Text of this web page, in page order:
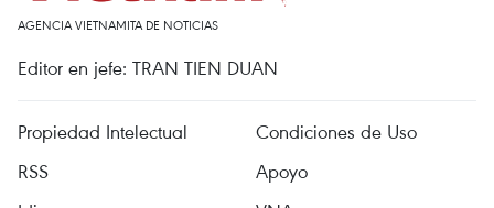
AGENCIA VIETNAMITA DE NOTICIAS
Editor en jefe: TRAN TIEN DUAN
Propiedad Intelectual
Condiciones de Uso
RSS
Apoyo